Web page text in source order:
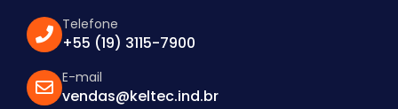
Telefone
+55 (19) 3115-7900
E-mail
vendas@keltec.ind.br